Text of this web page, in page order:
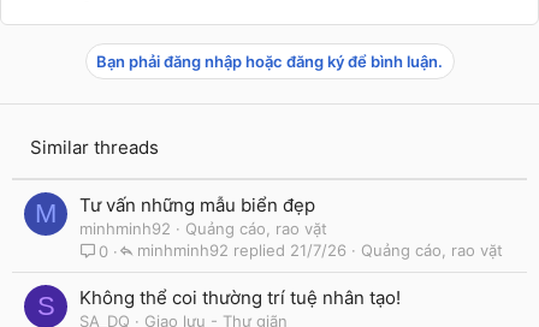
Bạn phải đăng nhập hoặc đăng ký để bình luận.
Similar threads
M Tư vấn những mẫu biển đẹp
minhminh92
Quảng cáo, rao vặt
0
Quảng cáo, rao vặt
21/7/26
minhminh92
S Không thể coi thường trí tuệ nhân tạo!
SA_DQ
Giao lưu - Thư giãn